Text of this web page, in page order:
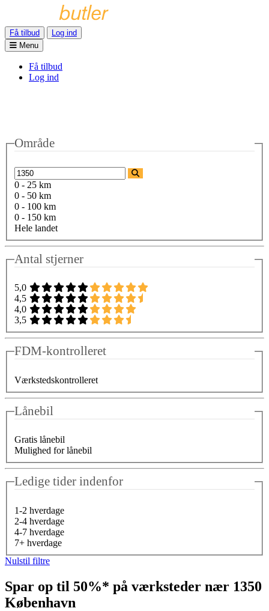
Få tilbud
Log ind
Menu
Få tilbud
Log ind
Område
0 - 25 km
0 - 50 km
0 - 100 km
0 - 150 km
Hele landet
Antal stjerner
5,0
4,5
4,0
3,5
FDM-kontrolleret
Værkstedskontrolleret
Lånebil
Gratis lånebil
Mulighed for lånebil
Ledige tider indenfor
1-2 hverdage
2-4 hverdage
4-7 hverdage
7+ hverdage
Nulstil filtre
Spar op til 50%* på værksteder nær 1350
København